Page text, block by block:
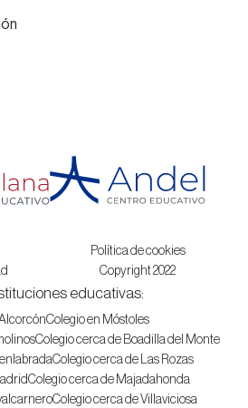
Política de cookies
Copyright 2022
educativas:
Colegio en Móstoles
Colegio cerca de Boadilla del Monte
Colegio cerca de Las Rozas
Colegio cerca de Majadahonda
Colegio cerca de Villaviciosa